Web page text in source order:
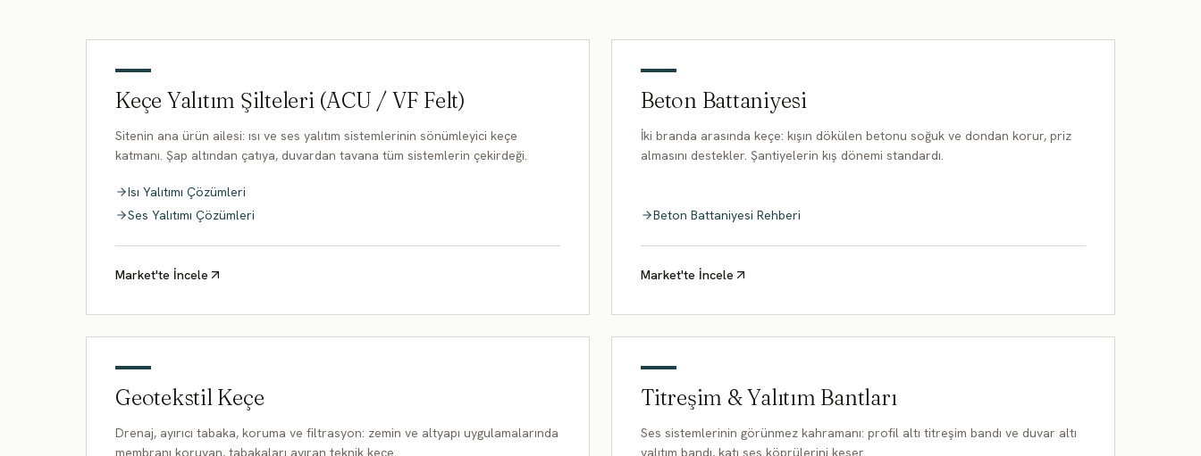
Keçe Yalıtım Şilteleri (ACU / VF Felt)
Sitenin ana ürün ailesi: ısı ve ses yalıtım sistemlerinin sönümleyici keçe
katmanı. Şap altından çatıya, duvardan tavana tüm sistemlerin çekirdeği.
Isı Yalıtımı Çözümleri
Ses Yalıtımı Çözümleri
Market'te İncele
Beton Battaniyesi
İki branda arasında keçe: kışın dökülen betonu soğuk ve dondan korur, priz
almasını destekler. Şantiyelerin kış dönemi standardı.
Beton Battaniyesi Rehberi
Market'te İncele
Geotekstil Keçe
Drenaj, ayırıcı tabaka, koruma ve filtrasyon: zemin ve altyapı uygulamalarında
membranı koruyan, tabakaları ayıran teknik keçe.
Titreşim & Yalıtım Bantları
Ses sistemlerinin görünmez kahramanı: profil altı titreşim bandı ve duvar altı
yalıtım bandı, katı ses köprülerini keser.